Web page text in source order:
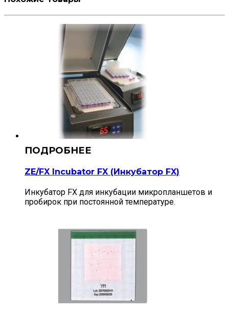
ZE/FX Incubator FX (Инкубатор FX)
Инкубатор FX для инкубации микропланшетов и
пробирок при постоянной температуре.